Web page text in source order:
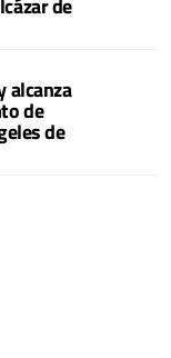
de
alcanza
de
de